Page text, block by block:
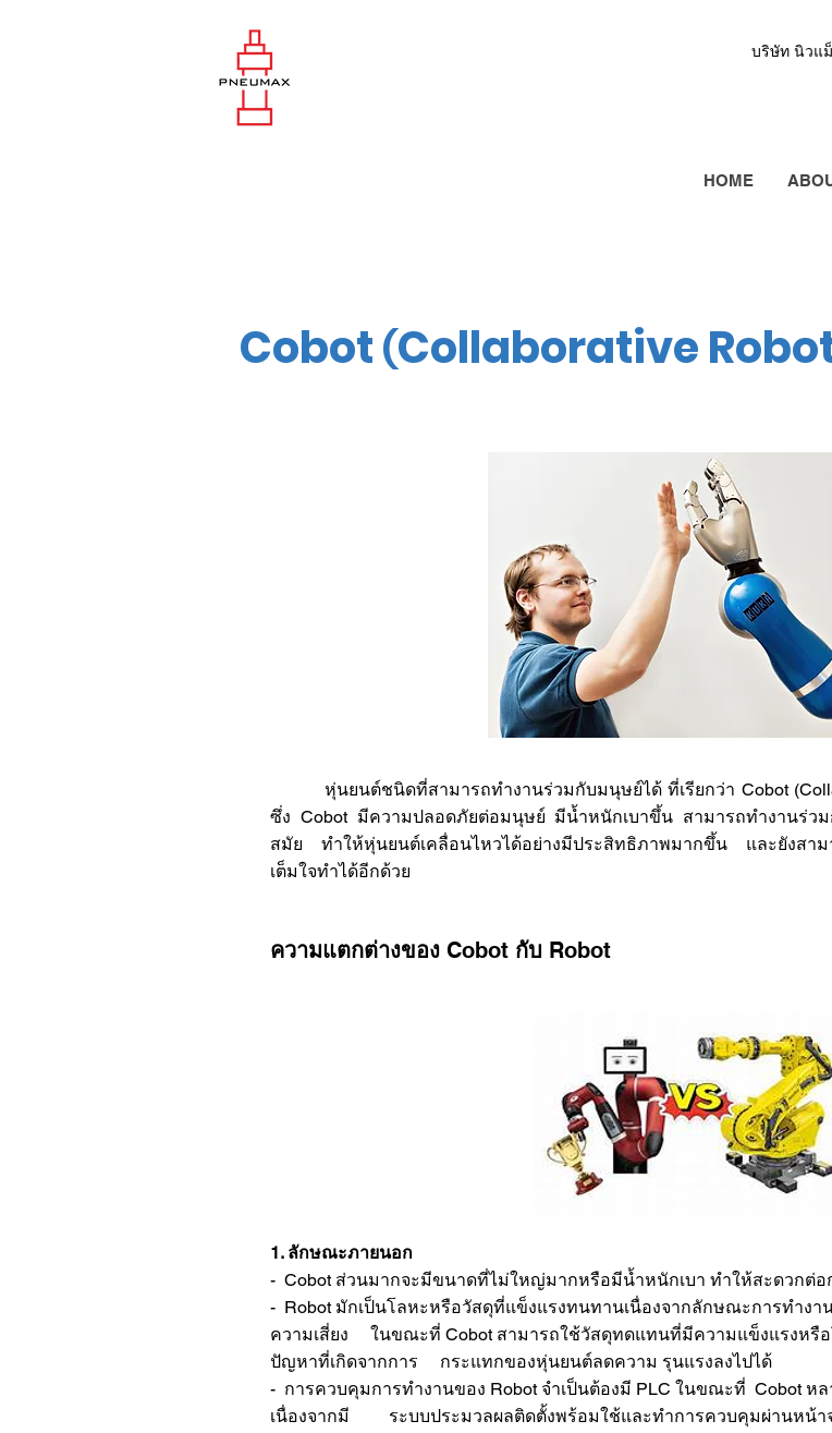
บริษัท นิวแ
HOME
Cobot (Collaborative
หุ่นยนต์ชนิดที่สามารถทำงานร่วมกับมนุษย์ได้ ที่เรียกว่า Cobot
ซึ่ง Cobot มีความปลอดภัยต่อมนุษย์ มีน้ำหนักเบาขึ้น สามารถทำงานร่วม
สมัย ทำให้หุ่นยนต์เคลื่อนไหวได้อย่างมีประสิทธิภาพมากขึ้น และยังสาม
เต็มใจทำได้อีกด้วย
ความแตกต่างของ Cobot กับ Robot
1. ลักษณะภายนอก
- Cobot ส่วนมากจะมีขนาดที่ไม่ใหญ่มากหรือมีน้ำหนักเบา ทำให้สะดวกต่อ
- Robot มักเป็นโลหะหรือวัสดุที่แข็งแรงทนทานเนื่องจากลักษณะการทำง
ความเสี่ยง ในขณะที่ Cobot สามารถใช้วัสดุทดแทนที่มีความแข็งแรงหรื
ปัญหาที่เกิดจากการ กระแทกของหุ่นยนต์ลดความ รุนแรงลงไปได้
- การควบคุมการทำงานของ Robot จำเป็นต้องมี PLC ในขณะที่ Cobot หล
เนื่องจากมี ระบบประมวลผลติดตั้งพร้อมใช้และทำการควบคุมผ่านหน้า